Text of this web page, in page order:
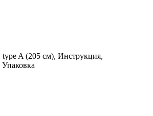
A (205 см), Инструкция,